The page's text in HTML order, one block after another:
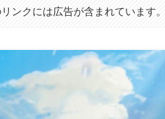
ンクには広告が含まれています